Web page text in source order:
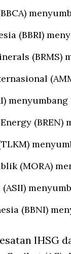
(BBRI)
(BRMS)
menyumbang
(BREN)
(MORA)
(BBNI)
IHSG